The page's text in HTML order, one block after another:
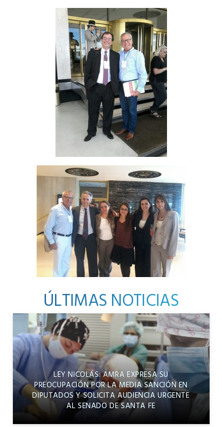
ÚLTIMAS NOTICIAS
LEY NICOLÁS: AMRA EXPRESA SU
PREOCUPACIÓN POR LA MEDIA SANCIÓN EN
DIPUTADOS Y SOLICITA AUDIENCIA URGENTE
AL SENADO DE SANTA FE